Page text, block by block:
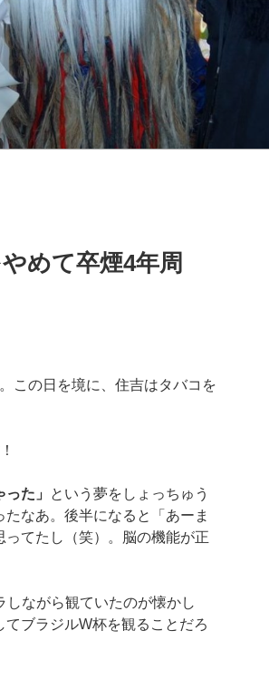
めて卒煙4年周
この日を境に、住吉はタバコを
た」
という夢をしょっちゅう
なあ。後半になると「あーま
てたし（笑）。脳の機能が正
ながら観ていたのが懐かし
ブラジルW杯を観ることだろ